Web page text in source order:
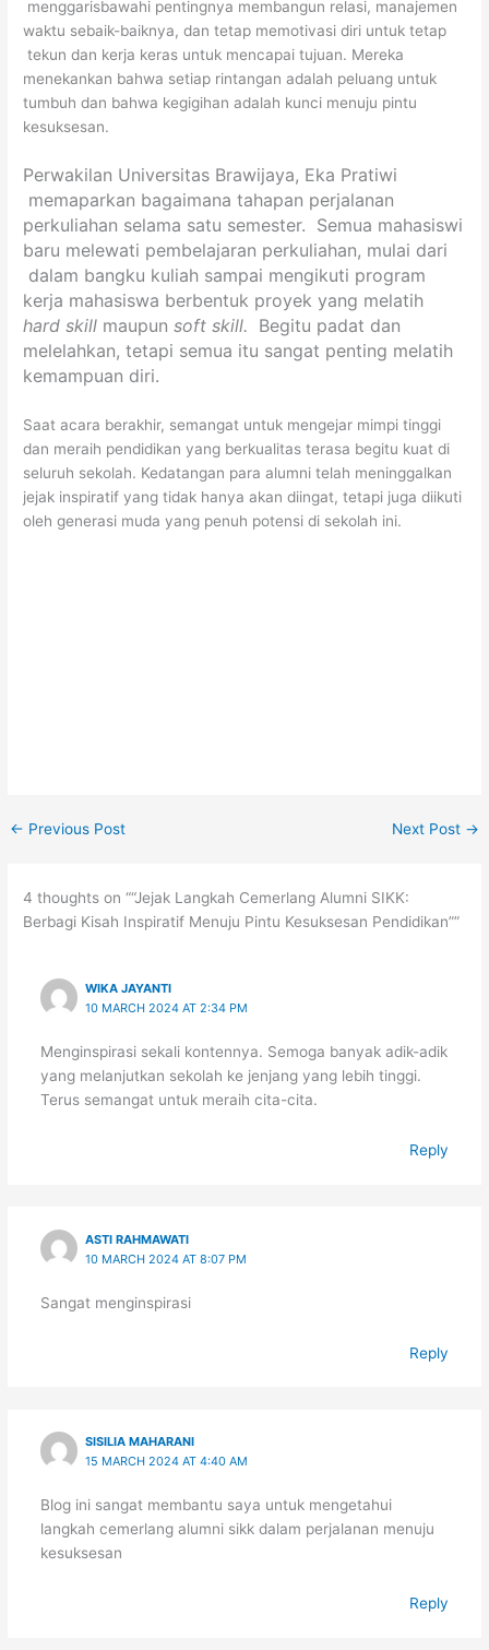
menggarisbawahi pentingnya membangun relasi, manajemen
waktu sebaik-baiknya, dan tetap memotivasi diri untuk tetap
tekun dan kerja keras untuk mencapai tujuan. Mereka
menekankan bahwa setiap rintangan adalah peluang untuk
tumbuh dan bahwa kegigihan adalah kunci menuju pintu
kesuksesan.
Perwakilan Universitas Brawijaya, Eka Pratiwi
memaparkan bagaimana tahapan perjalanan
perkuliahan selama satu semester. Semua mahasiswi
baru melewati pembelajaran perkuliahan, mulai dari
dalam bangku kuliah sampai mengikuti program
kerja mahasiswa berbentuk proyek yang melatih
hard skill maupun soft skill. Begitu padat dan
melelahkan, tetapi semua itu sangat penting melatih
kemampuan diri.
Saat acara berakhir, semangat untuk mengejar mimpi tinggi
dan meraih pendidikan yang berkualitas terasa begitu kuat di
seluruh sekolah. Kedatangan para alumni telah meninggalkan
jejak inspiratif yang tidak hanya akan diingat, tetapi juga diikuti
oleh generasi muda yang penuh potensi di sekolah ini.
← Previous Post Next Post →
4 thoughts on ““Jejak Langkah Cemerlang Alumni SIKK:
Berbagi Kisah Inspiratif Menuju Pintu Kesuksesan Pendidikan””
WIKA JAYANTI
10 MARCH 2024 AT 2:34 PM
Menginspirasi sekali kontennya. Semoga banyak adik-adik
yang melanjutkan sekolah ke jenjang yang lebih tinggi.
Terus semangat untuk meraih cita-cita.
Reply
ASTI RAHMAWATI
10 MARCH 2024 AT 8:07 PM
Sangat menginspirasi
Reply
SISILIA MAHARANI
15 MARCH 2024 AT 4:40 AM
Blog ini sangat membantu saya untuk mengetahui
langkah cemerlang alumni sikk dalam perjalanan menuju
kesuksesan
Reply